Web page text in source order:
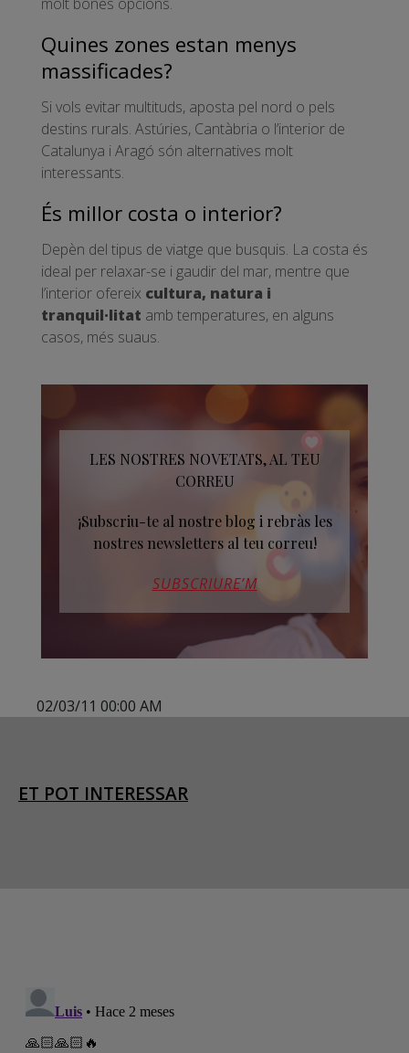
Quines zones estan menys
massificades?
Si vols evitar multituds, aposta pel nord o pels
destins rurals. Astúries, Cantàbria o l’interior de
Catalunya i Aragó són alternatives molt
interessants.
És millor costa o interior?
Depèn del tipus de viatge que busquis. La costa és
ideal per relaxar-se i gaudir del mar, mentre que
l’interior ofereix cultura, natura i
tranquil·litat amb temperatures, en alguns
casos, més suaus.
LES NOSTRES NOVETATS, AL TEU
CORREU
¡Subscriu-te al nostre blog i rebràs les
nostres newsletters al teu correu!
SUBSCRIURE’M
02/03/11 00:00 AM
ET POT INTERESSAR